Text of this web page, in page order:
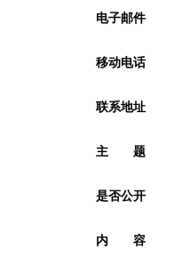
电子邮件
移动电话
联系地址
主 题
是否公开
内 容